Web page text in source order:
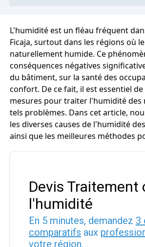
L'humidité est un fléau fréquent
Ficaja, surtout dans les régions où
naturellement humide. Ce
conséquences négatives
du bâtiment, sur la santé des
confort. De ce fait, il est essentiel
mesures pour traiter l'humidité des
tels problèmes. Dans cet article,
les diverses causes de l'humidité
ainsi que les meilleures méthodes
Devis Traitement
l'humidité
En 5 minutes, demandez 3
comparatifs aux
votre région.